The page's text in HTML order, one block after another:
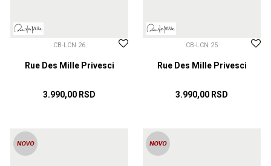
CB-LCN 26
Rue Des Mille Privesci
3.990,00 RSD
CB-LCN 25
Rue Des Mille Privesci
3.990,00 RSD